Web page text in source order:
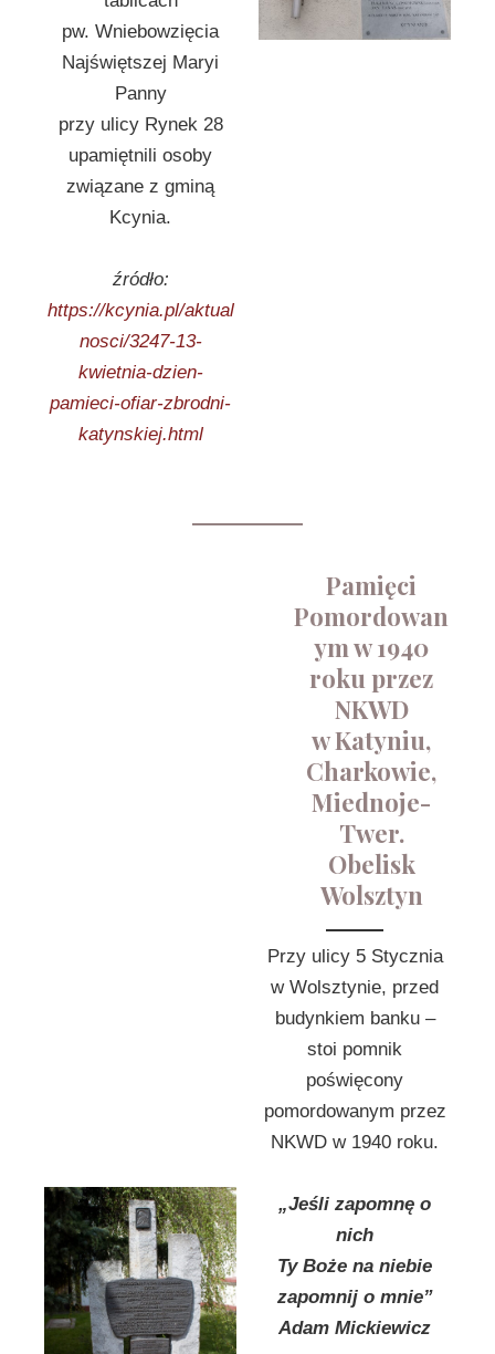
pw. Wniebowzięcia
Najświętszej Maryi
Panny
przy ulicy Rynek 28
upamiętnili osoby
związane z gminą
Kcynia.
źródło:
https://kcynia.pl/aktual
nosci/3247-13-
kwietnia-dzien-
pamieci-ofiar-zbrodni-
katynskiej.html
Pamięci
Pomordowan
ym w 1940
roku przez
NKWD
w Katyniu,
Charkowie,
Miednoje-
Twer.
Obelisk
Wolsztyn
Przy ulicy 5 Stycznia
w Wolsztynie, przed
budynkiem banku –
stoi pomnik
poświęcony
pomordowanym przez
NKWD w 1940 roku.
„Jeśli zapomnę o
nich
Ty Boże na niebie
zapomnij o mnie”
Adam Mickiewicz